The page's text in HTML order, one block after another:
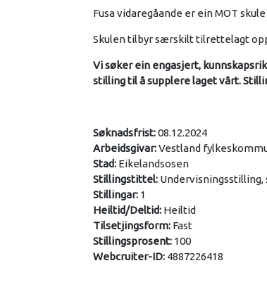
Fusa vidaregåande er ein MOT
Skulen tilbyr særskilt tilrettelagt
Vi søker ein engasjert,
stilling til å supplere laget vårt.
Søknadsfrist:08.12.2024
Arbeidsgivar:Vestland
Stad: Eikelandsosen
Stillingstittel:
Stillingar: 1
Heiltid/Deltid: Heiltid
Tilsetjingsform: Fast
Stillingsprosent: 100
Webcruiter-ID: 4887226418